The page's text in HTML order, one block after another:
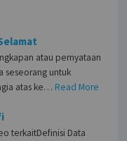
atau pernyataan
seseorang untuk
atas ke… Read More
terkaitDefinisi Data